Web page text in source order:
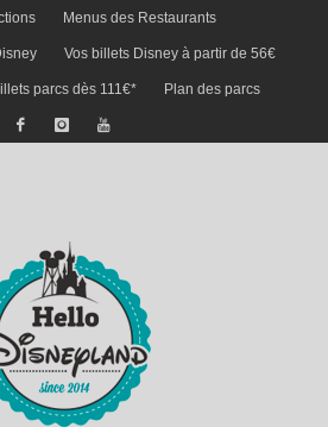
Menus des Restaurants
Vos billets Disney à partir de 56€
parcs dès 111€* Plan des parcs